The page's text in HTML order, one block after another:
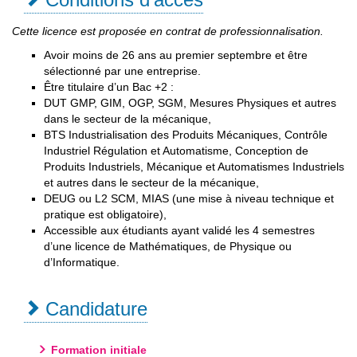
Cette licence est proposée en contrat de professionnalisation.
Avoir moins de 26 ans au premier septembre et être
sélectionné par une entreprise.
Être titulaire d’un Bac +2 :
DUT GMP, GIM, OGP, SGM, Mesures Physiques et autres
dans le secteur de la mécanique,
BTS Industrialisation des Produits Mécaniques, Contrôle
Industriel Régulation et Automatisme, Conception de
Produits Industriels, Mécanique et Automatismes Industriels
et autres dans le secteur de la mécanique,
DEUG ou L2 SCM, MIAS (une mise à niveau technique et
pratique est obligatoire),
Accessible aux étudiants ayant validé les 4 semestres
d’une licence de Mathématiques, de Physique ou
d’Informatique.
Candidature
Formation initiale